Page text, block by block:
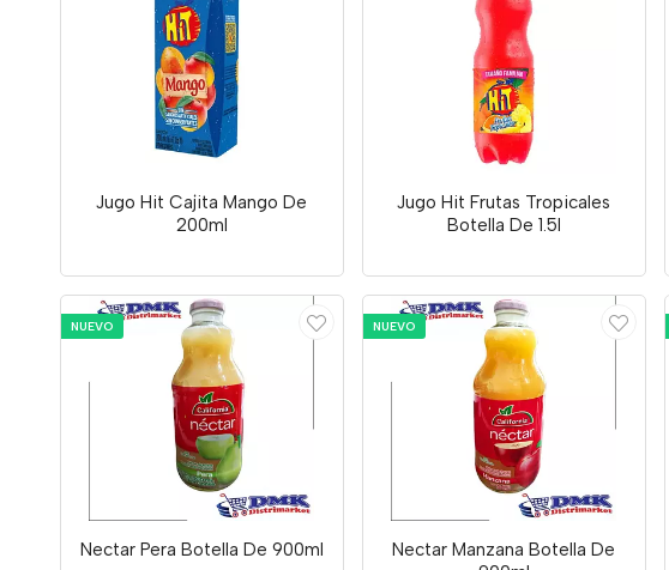
Jugo Hit Cajita Mango De
200ml
Jugo Hit Frutas Tropicales
Botella De 1.5l
NUEVO
Nectar Pera Botella De 900ml
NUEVO
Nectar Manzana Botella De